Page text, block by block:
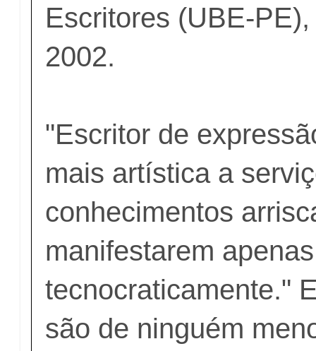
Escritores (UBE-
2002.
"Escritor de
mais artística a
conhecimentos
manifestarem
tecnocraticamente."
são de ninguém